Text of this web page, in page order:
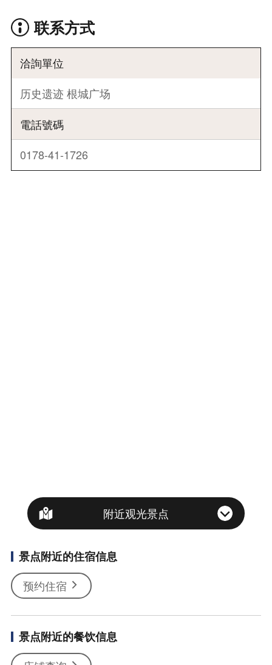
联系方式
洽詢單位
历史遗迹 根城广场
電話號碼
0178-41-1726
附近观光景点
景点附近的住宿信息
预约住宿
景点附近的餐饮信息